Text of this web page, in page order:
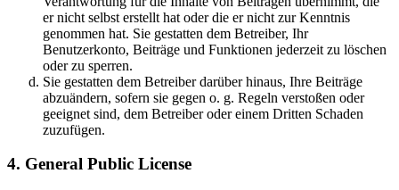
er nicht selbst erstellt hat oder die er nicht zur Kenntnis
genommen hat. Sie gestatten dem Betreiber, Ihr
Benutzerkonto, Beiträge und Funktionen jederzeit zu löschen
oder zu sperren.
Sie gestatten dem Betreiber darüber hinaus, Ihre Beiträge
abzuändern, sofern sie gegen o. g. Regeln verstoßen oder
geeignet sind, dem Betreiber oder einem Dritten Schaden
zuzufügen.
4. General Public License